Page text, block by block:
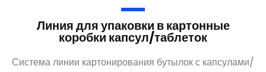
коробки капсул/таблеток
Система линии картонирования бутылок с капсулами/
таблетками автоматизирована и позволяет
формировать таблетки, подсчитывать и наполнять